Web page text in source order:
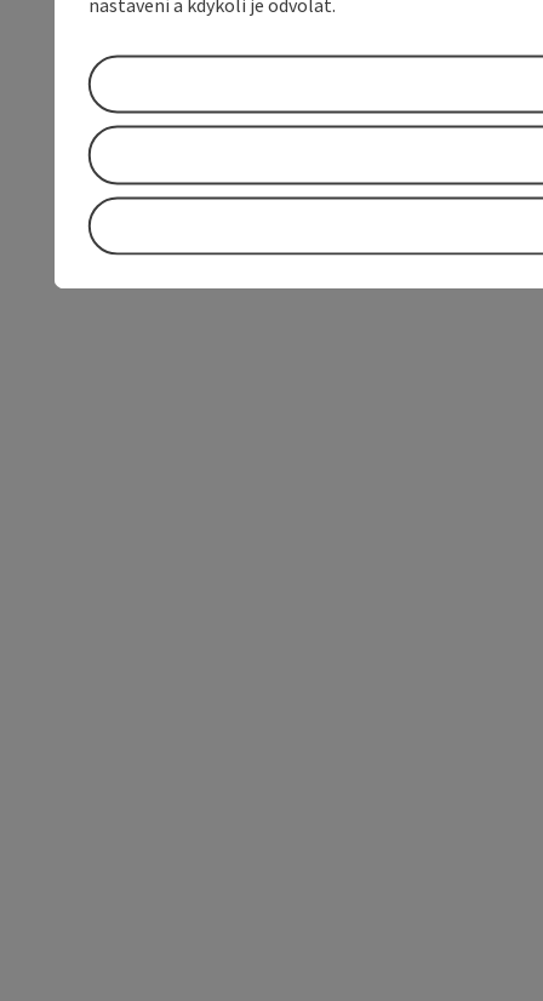
nastavení a kdykoli je odvolat.